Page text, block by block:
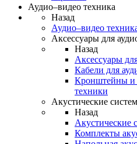
Аудио–видео техника
Назад
Аудио–видео
Аксессуары для
Назад
Аксессуары
Кабели для
Кронштейны и
техники
Акустические
Назад
Акустические
Комплекты